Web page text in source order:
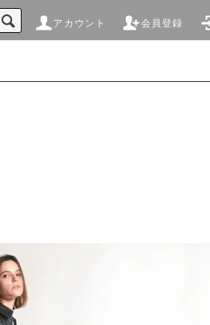
アカウント 会員登録